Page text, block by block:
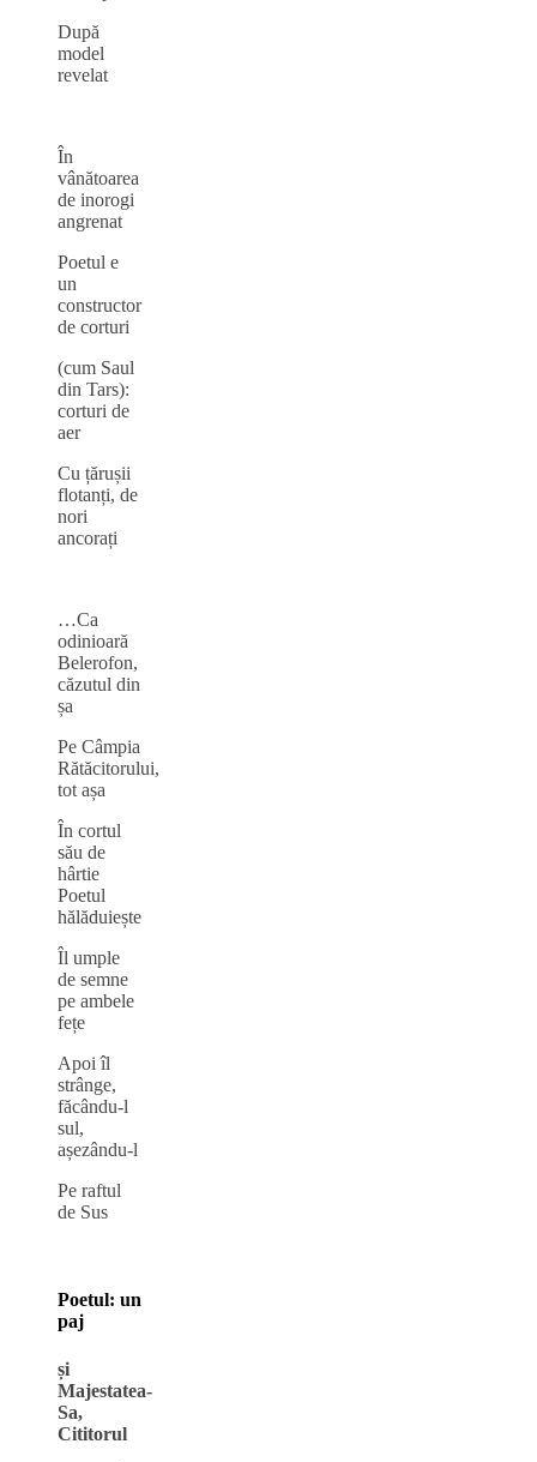
După
model
revelat
În
vânătoarea
de inorogi
angrenat
Poetul e
un
constructor
de corturi
(cum Saul
din Tars):
corturi de
aer
Cu țărușii
flotanți, de
nori
ancorați
…Ca
odinioară
Belerofon,
căzutul din
șa
Pe Câmpia
Rătăcitorului,
tot așa
În cortul
său de
hârtie
Poetul
hălăduiește
Îl umple
de semne
pe ambele
fețe
Apoi îl
strânge,
făcându-l
sul,
așezându-l
Pe raftul
de Sus
Poetul: un
paj
și
Majestatea-
Sa,
Cititorul